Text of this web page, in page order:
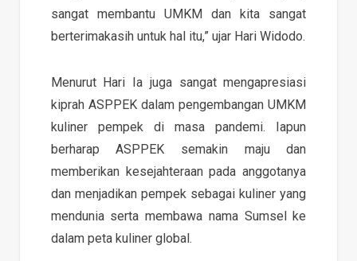
sangat membantu UMKM dan kita sangat
berterimakasih untuk hal itu,” ujar Hari Widodo.
Menurut Hari Ia juga sangat mengapresiasi
kiprah ASPPEK dalam pengembangan UMKM
kuliner pempek di masa pandemi. Iapun
berharap ASPPEK semakin maju dan
memberikan kesejahteraan pada anggotanya
dan menjadikan pempek sebagai kuliner yang
mendunia serta membawa nama Sumsel ke
dalam peta kuliner global.